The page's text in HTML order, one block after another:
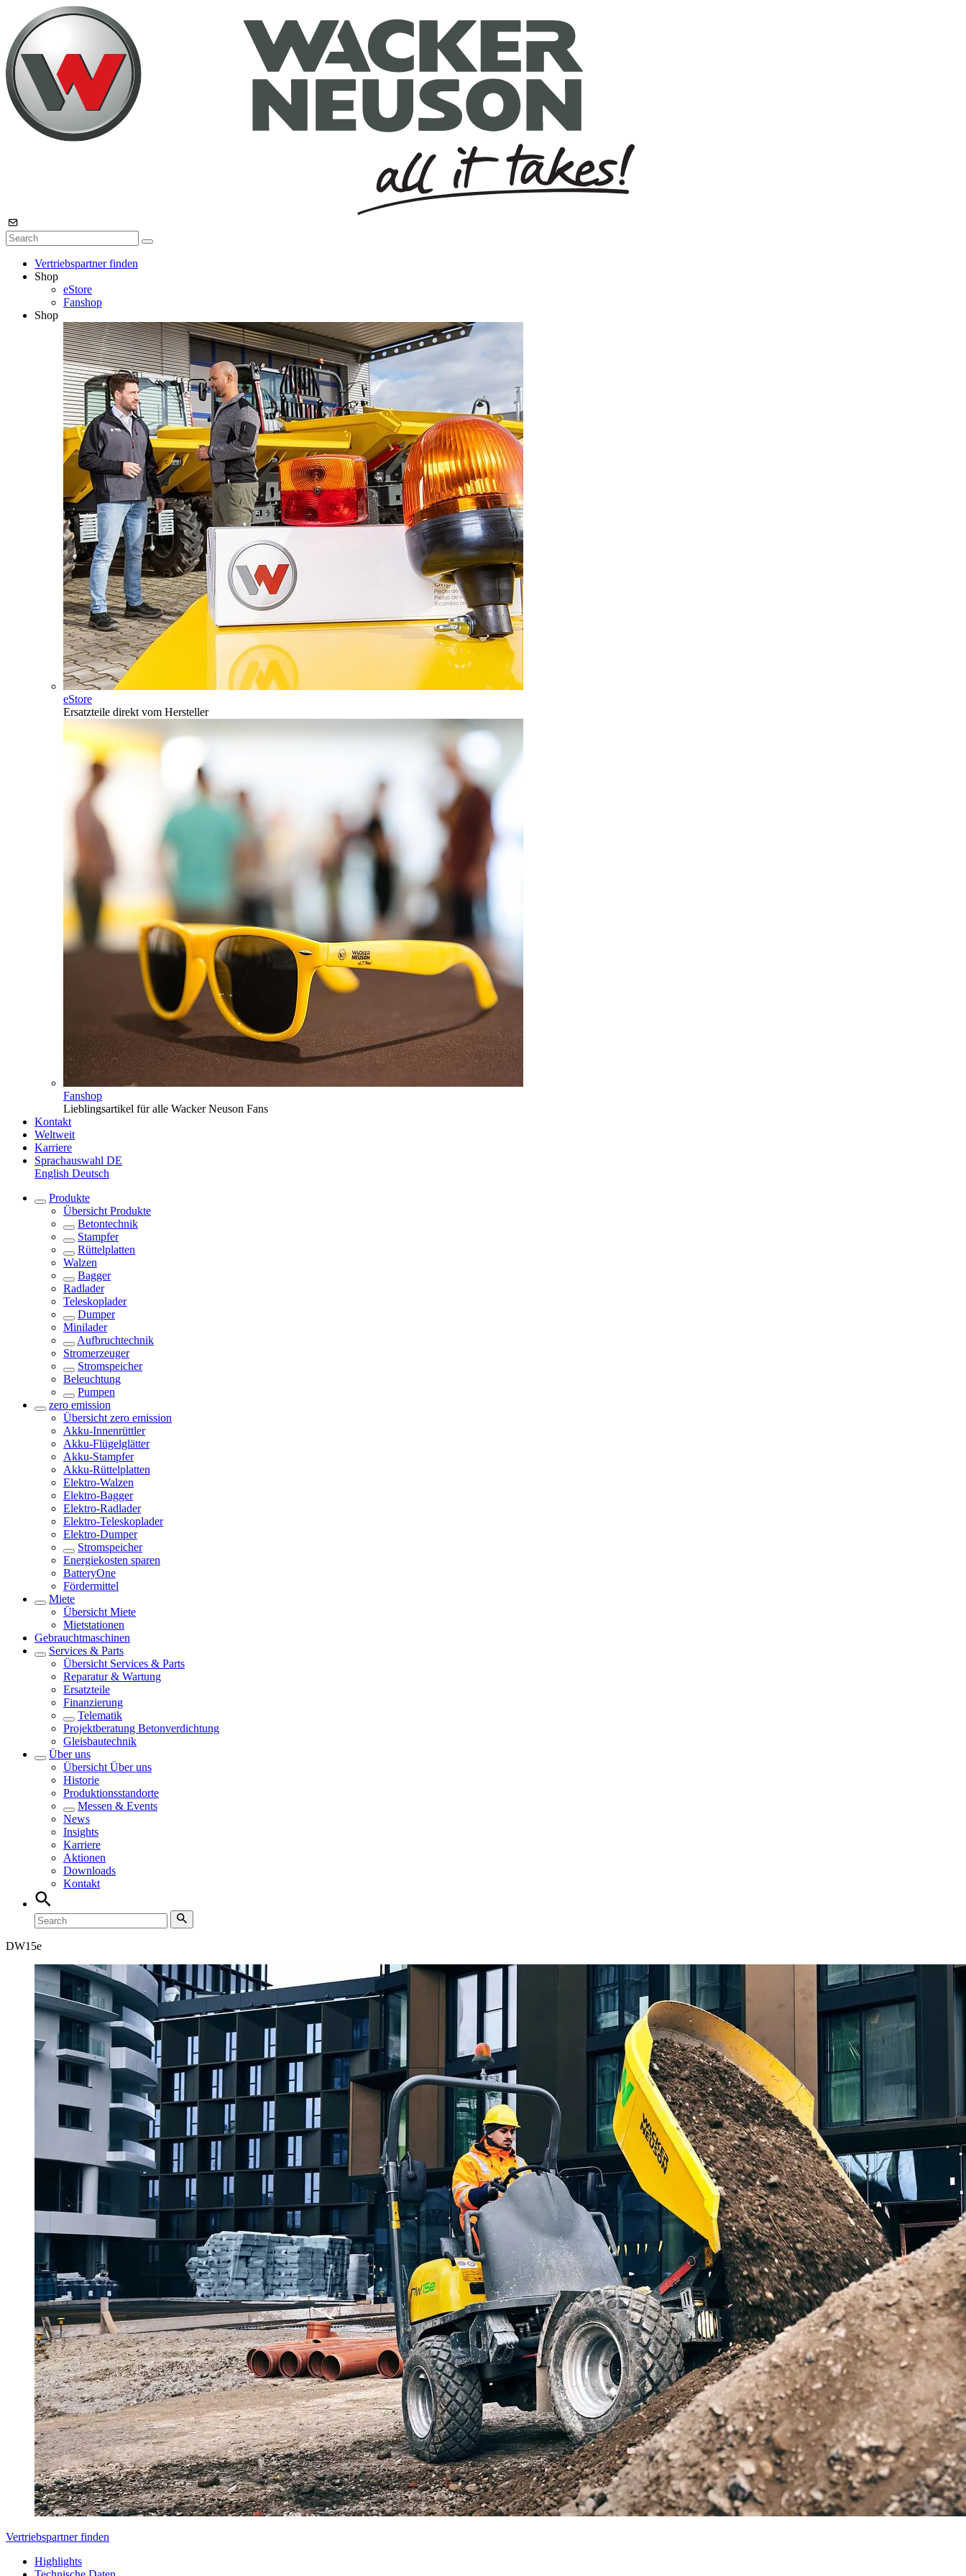
Vertriebspartner finden
Shop
eStore
Fanshop
Shop
eStore
Ersatzteile direkt vom Hersteller
Fanshop
Lieblingsartikel für alle Wacker Neuson Fans
Kontakt
Weltweit
Karriere
Sprachauswahl DE
English Deutsch
Produkte
Übersicht Produkte
Betontechnik
Stampfer
Rüttelplatten
Walzen
Bagger
Radlader
Teleskoplader
Dumper
Minilader
Aufbruchtechnik
Stromerzeuger
Stromspeicher
Beleuchtung
Pumpen
zero emission
Übersicht zero emission
Akku-Innenrüttler
Akku-Flügelglätter
Akku-Stampfer
Akku-Rüttelplatten
Elektro-Walzen
Elektro-Bagger
Elektro-Radlader
Elektro-Teleskoplader
Elektro-Dumper
Stromspeicher
Energiekosten sparen
BatteryOne
Fördermittel
Miete
Übersicht Miete
Mietstationen
Gebrauchtmaschinen
Services & Parts
Übersicht Services & Parts
Reparatur & Wartung
Ersatzteile
Finanzierung
Telematik
Projektberatung Betonverdichtung
Gleisbautechnik
Über uns
Übersicht Über uns
Historie
Produktionsstandorte
Messen & Events
News
Insights
Karriere
Aktionen
Downloads
Kontakt
DW15e
Vertriebspartner finden
Highlights